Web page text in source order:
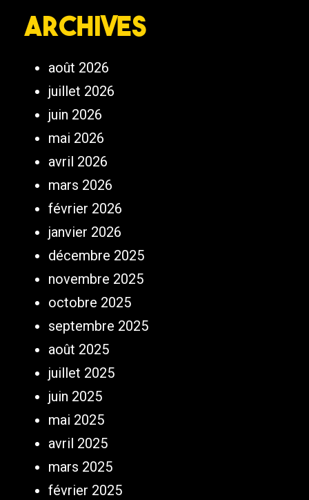
Archives
août 2026
juillet 2026
juin 2026
mai 2026
avril 2026
mars 2026
février 2026
janvier 2026
décembre 2025
novembre 2025
octobre 2025
septembre 2025
août 2025
juillet 2025
juin 2025
mai 2025
avril 2025
mars 2025
février 2025